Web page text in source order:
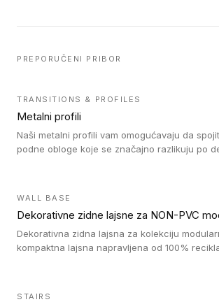
PREPORUČENI PRIBOR
TRANSITIONS & PROFILES
Metalni profili
Naši metalni profili vam omogućavaju da
podne obloge koje se značajno razlikuju po
WALL BASE
Dekorativne zidne lajsne za NON-PVC
Dekorativna zidna lajsna za kolekciju
kompaktna lajsna napravljena od 100%
STAIRS